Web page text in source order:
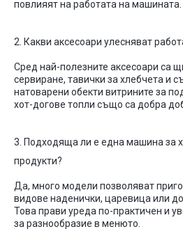
повлияятна работата на машината
2. Какви аксесоари улесняват
Сред най-полезните аксесоари са
сервиране, тавички за хлебчета и
натоварени обекти витрините за
хот-догове топли също са добра
3. Подходяща ли е една машина за
продукти?
Да, много модели позволяват
видове наденички, царевица или
Това прави уреда по-практичен и
за разнообразие в менюто